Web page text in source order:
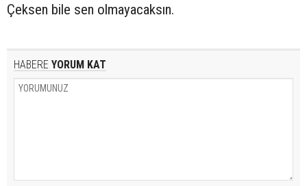
Çeksen bile sen olmayacaksın.
HABERE YORUM KAT